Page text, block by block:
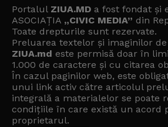
Portalul ZIUA.MD a fost fondat și
ASOCIAȚIA „CIVIC MEDIA” din
Toate drepturile sunt rezervate.
Preluarea textelor și imaginilor de
ZIUA.md este permisă doar în
1.000 de caractere și cu citarea
În cazul paginilor web, este
unui link activ către articolul
integrală a materialelor se poate
condițiile în care există un acord
proprietarul.